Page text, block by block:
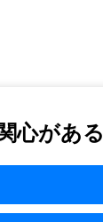
心がある